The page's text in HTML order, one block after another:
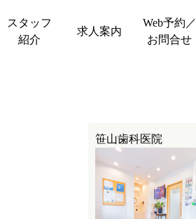
スタッフ
紹介
求人案内
Web予約／
お問合せ
笹山歯科医院